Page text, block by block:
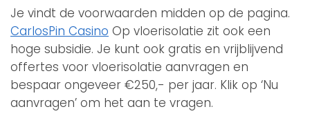
Je vindt de voorwaarden midden op de pagina.
CarlosPin Casino Op vloerisolatie zit ook een
hoge subsidie. Je kunt ook gratis en vrijblijvend
offertes voor vloerisolatie aanvragen en
bespaar ongeveer €250,- per jaar. Klik op ‘Nu
aanvragen’ om het aan te vragen.